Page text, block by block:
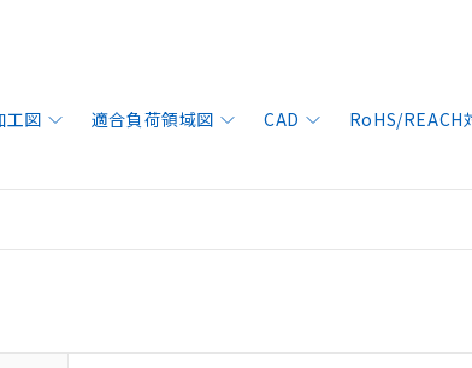
工図 適合負荷領域図 CAD RoHS/REACH